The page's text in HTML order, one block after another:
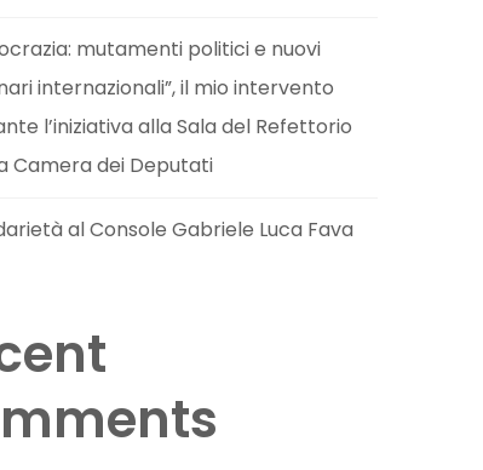
mutamenti politici e nuovi
internazionali”, il mio intervento
l’iniziativa alla Sala del Refettorio
Camera dei Deputati
al Console Gabriele Luca Fava